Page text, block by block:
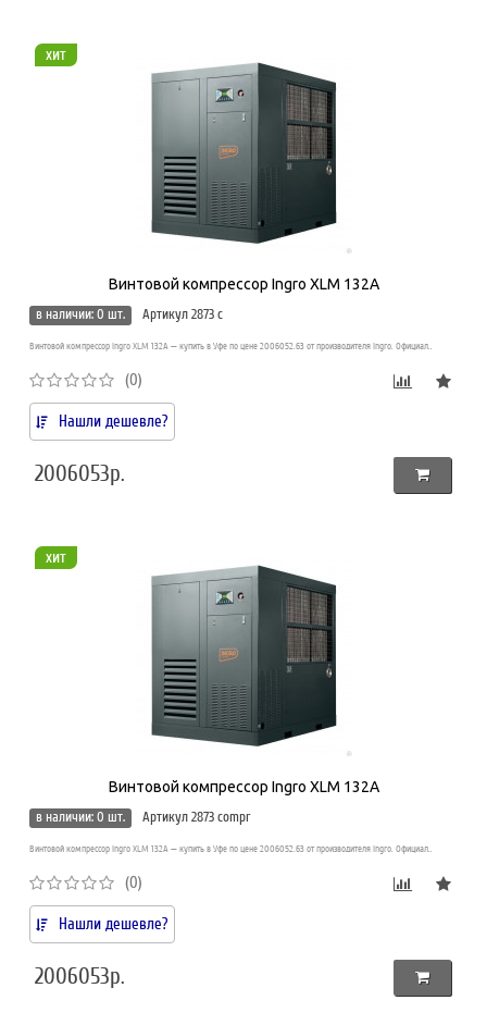
хит
Винтовой компрессор Ingro XLM 132A
в наличии: 0 шт.
Артикул 2873 c
Винтовой компрессор Ingro XLM 132A — купить в Уфе по цене 2006052.63 от производителя Ingro. Официал..
(0)
Нашли дешевле?
2006053р.
хит
Винтовой компрессор Ingro XLM 132A
в наличии: 0 шт.
Артикул 2873 compr
Винтовой компрессор Ingro XLM 132A — купить в Уфе по цене 2006052.63 от производителя Ingro. Официал..
(0)
Нашли дешевле?
2006053р.